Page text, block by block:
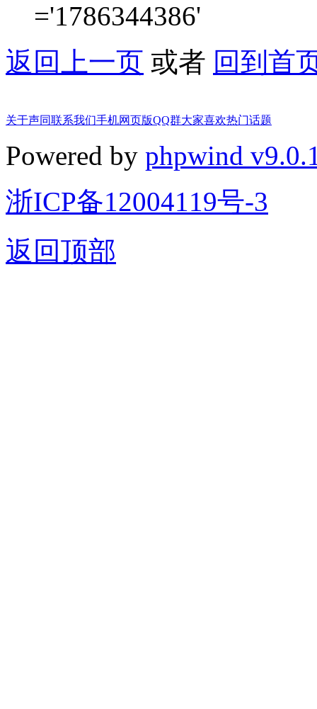
='1786344386'
返回上一页 或者 回到首
关于声同联系我们手机网页版QQ群大家喜欢热门话题
Powered by phpwind
浙ICP备12004119号-3
返回顶部